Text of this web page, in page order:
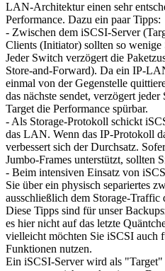
LAN-Architektur einen sehr
Performance. Dazu ein paar Tipps:
- Zwischen dem iSCSI-Server
Clients (Initiator) sollten so
Jeder Switch verzögert die
Store-and-Forward). Da ein IP-
einmal von der Gegenstelle
das nächste sendet, verzögert
Target die Performance spürbar.
- Als Storage-Protokoll schickt
das LAN. Wenn das IP-Protokoll
verbessert sich der Durchsatz.
Jumbo-Frames unterstützt, sollten
- Beim intensiven Einsatz von
Sie über ein physisch separiertes
ausschließlich dem Storage-Traffic
Diese Tipps sind für unser
es hier nicht auf das letzte
vielleicht möchten Sie iSCSI auch
Funktionen nutzen.
Ein iSCSI-Server wird als "Target"